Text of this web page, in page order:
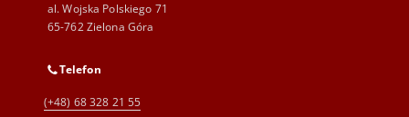
al. Wojska Polskiego 71
65-762 Zielona Góra
Telefon
(+48) 68 328 21 55